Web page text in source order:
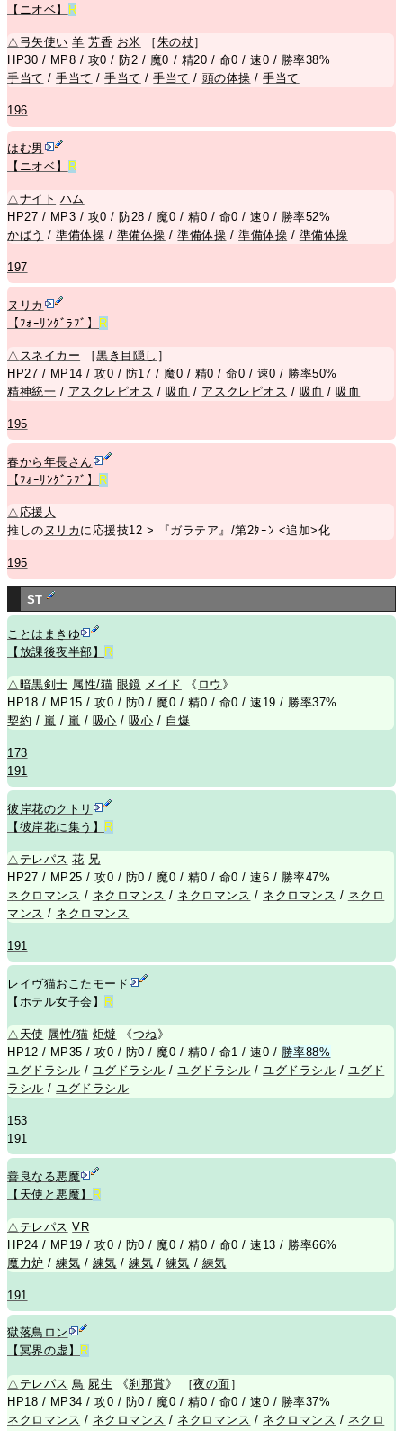
【ニオベ】
R
△ 弓矢使い 羊 芳香 お米 ［ 朱の杖］
HP30 / MP8 / 攻0 / 防2 / 魔0 / 精20 / 命0 / 速0 / 勝率38%
手当て /手当て /手当て /手当て / 頭の体操 /手当て
196
はむ男
【ニオベ】
R
△ナイト ハム
HP27 / MP3 / 攻0 / 防28 / 魔0 / 精0 / 命0 / 速0 / 勝率52%
かばう /準備体操 / 準備体操 /準備体操 /準備体操 / 準備体操
197
ヌリカ
【ﾌｫｰﾘﾝｸﾞﾗﾌﾞ】
R
△ スネイカー ［黒き目隠し ］
HP27 / MP14 / 攻0 / 防17 / 魔0 / 精0 / 命0 / 速0 / 勝率50%
精神統一 / アスクレピオス / 吸血 / アスクレピオス / 吸血 /吸血
195
春から年長さん
【ﾌｫｰﾘﾝｸﾞﾗﾌﾞ】
R
△ 応援人
推しの ヌリカ に応援技12 > 『ガラテア』/第2ﾀｰﾝ <追加>化
195
ST
ことはまきゆ
【放課後夜半部】
R
△暗黒剣士 属性/猫 眼鏡 メイド 《 ロウ 》
HP18 / MP15 / 攻0 / 防0 / 魔0 / 精0 / 命0 / 速19 / 勝率37%
契約 / 嵐 / 嵐 / 吸心 /吸心 / 自爆
173
191
彼岸花のクトリ
【彼岸花に集う】 R
△ テレパス 花 兄
HP27 / MP25 / 攻0 / 防0 / 魔0 / 精0 / 命0 / 速6 / 勝率47%
ネクロマンス / ネクロマンス / ネクロマンス / ネクロマンス / ネクロ
マンス / ネクロマンス
191
レイヴ猫おこたモード
【ホテル女子会】 R
△ 天使 属性/猫 炬燵 《つね 》
HP12 / MP35 / 攻0 / 防0 / 魔0 / 精0 / 命1 / 速0 / 勝率88%
ユグドラシル / ユグドラシル / ユグドラシル / ユグドラシル / ユグド
ラシル / ユグドラシル
153
191
善良なる悪魔
【天使と悪魔】 R
△ テレパス VR
HP24 / MP19 / 攻0 / 防0 / 魔0 / 精0 / 命0 / 速13 / 勝率66%
魔力炉 /練気 / 練気 /練気 / 練気 / 練気
191
獄落鳥ロン
【冥界の虚】
R
△ テレパス 鳥 屍生 《刹那賞》 ［夜の面 ］
HP18 / MP34 / 攻0 / 防0 / 魔0 / 精0 / 命0 / 速0 / 勝率37%
ネクロマンス / ネクロマンス / ネクロマンス / ネクロマンス / ネクロ